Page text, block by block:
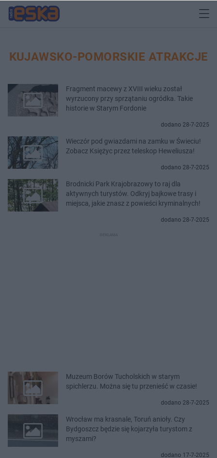
KUJAWSKO-POMORSKIE ATRAKCJE
Fragment macewy z XVIII wieku został
wyrzucony przy sprzątaniu ogródka. Takie
historie w Starym Fordonie
dodano 28-7-2025
Wieczór pod gwiazdami na zamku w Świeciu!
Zobacz Księżyc przez teleskop Heweliusza!
dodano 28-7-2025
Brodnicki Park Krajobrazowy to raj dla
aktywnych turystów. Odkryj bajkowe trasy i
miejsca, jakie znasz z powieści kryminalnych!
dodano 28-7-2025
Muzeum Borów Tucholskich w starym
spichlerzu. Można się tu przenieść w czasie!
dodano 28-7-2025
Wrocław ma krasnale, Toruń anioły. Czy
Bydgoszcz będzie się kojarzyła turystom z
myszami?
dodano 17-7-2025